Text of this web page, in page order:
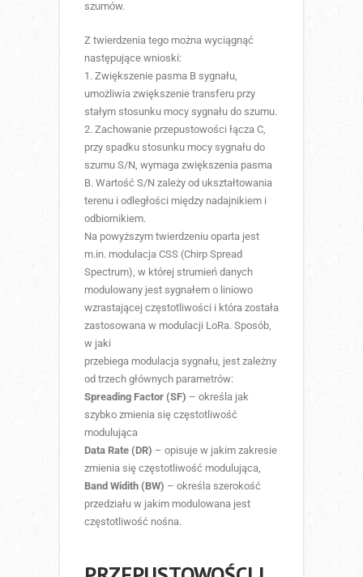
szumów.
Z twierdzenia tego można wyciągnąć
następujące wnioski:
1. Zwiększenie pasma B sygnału,
umożliwia zwiększenie transferu przy
stałym stosunku mocy sygnału do szumu.
2. Zachowanie przepustowości łącza C,
przy spadku stosunku mocy sygnału do
szumu S/N, wymaga zwiększenia pasma
B. Wartość S/N zależy od ukształtowania
terenu i odległości między nadajnikiem i
odbiornikiem.
Na powyższym twierdzeniu oparta jest
m.in. modulacja CSS (Chirp Spread
Spectrum), w której strumień danych
modulowany jest sygnałem o liniowo
wzrastającej częstotliwości i która została
zastosowana w modulacji LoRa. Sposób,
w jaki
przebiega modulacja sygnału, jest zależny
od trzech głównych parametrów:
Spreading Factor (SF) – określa jak
szybko zmienia się częstotliwość
modulująca
Data Rate (DR) – opisuje w jakim zakresie
zmienia się częstotliwość modulująca,
Band Widith (BW) – określa szerokość
przedziału w jakim modulowana jest
częstotliwość nośna.